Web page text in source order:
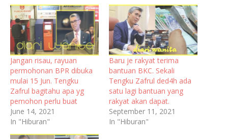
Jangan risau, rayuan
permohonan BPR dibuka
mulai 15 Jun. Tengku
Zafrul bagitahu apa yg
pemohon perlu buat
June 14, 2021
In "Hiburan"
Baru je rakyat terima
bantuan BKC. Sekali
Tengku Zafrul ded4h ada
satu lagi bantuan yang
rakyat akan dapat.
September 11, 2021
In "Hiburan"